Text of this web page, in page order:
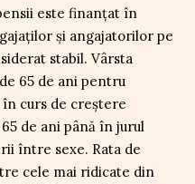
este finanțat în
și angajatorilor pe
stabil. Vârsta
65 de ani pentru
curs de creștere
de ani până în jurul
între sexe. Rata de
cele mai ridicate din